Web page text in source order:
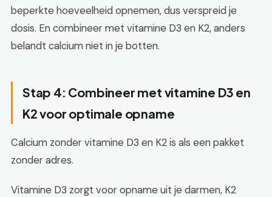
beperkte hoeveelheid opnemen, dus verspreid je
dosis. En combineer met vitamine D3 en K2, anders
belandt calcium niet in je botten.
Stap 4: Combineer met vitamine D3 en
K2 voor optimale opname
Calcium zonder vitamine D3 en K2 is als een pakket
zonder adres.
Vitamine D3 zorgt voor opname uit je darmen, K2